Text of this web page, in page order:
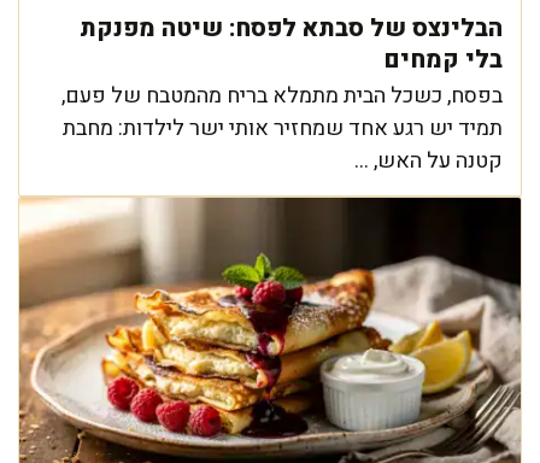
הבלינצס של סבתא לפסח: שיטה מפנקת
בלי קמחים
בפסח, כשכל הבית מתמלא בריח מהמטבח של פעם,
תמיד יש רגע אחד שמחזיר אותי ישר לילדות: מחבת
קטנה על האש, ...